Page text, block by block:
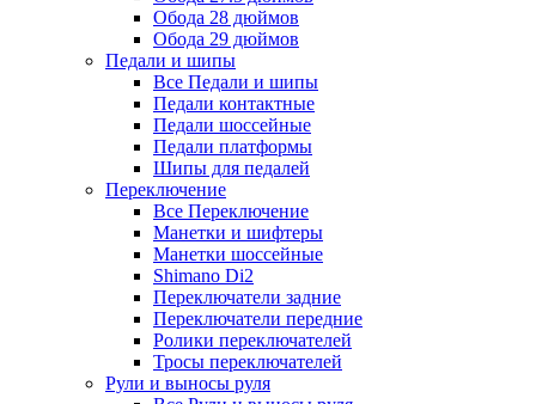
Обода 28 дюймов
Обода 29 дюймов
Педали и шипы
Все Педали и шипы
Педали контактные
Педали шоссейные
Педали платформы
Шипы для педалей
Переключение
Все Переключение
Манетки и шифтеры
Манетки шоссейные
Shimano Di2
Переключатели задние
Переключатели передние
Ролики переключателей
Тросы переключателей
Рули и выносы руля